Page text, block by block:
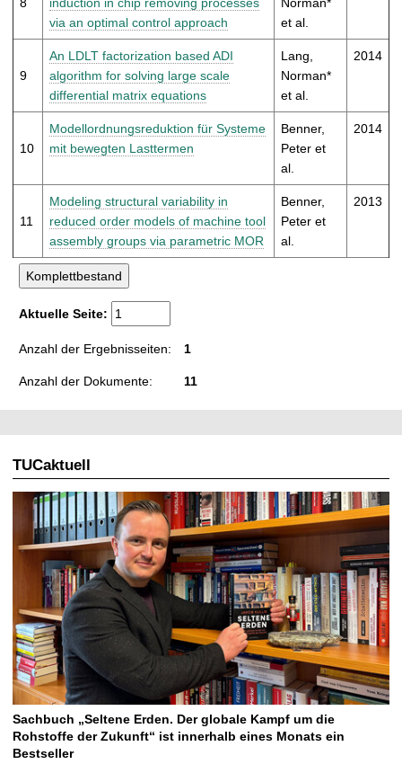
via an optimal control approach
et al.
9
An LDLT factorization based ADI
algorithm for solving large scale
differential matrix equations
Lang,
Norman*
et al.
2014
10
Modellordnungsreduktion für Systeme
mit bewegten Lasttermen
Benner,
Peter et
al.
2014
11
Modeling structural variability in
reduced order models of machine tool
assembly groups via parametric MOR
Benner,
Peter et
al.
2013
Aktuelle Seite:
Anzahl der Ergebnisseiten: 1
Anzahl der Dokumente: 11
TUCaktuell
Sachbuch „Seltene Erden. Der globale Kampf um die
Rohstoffe der Zukunft“ ist innerhalb eines Monats ein
Bestseller